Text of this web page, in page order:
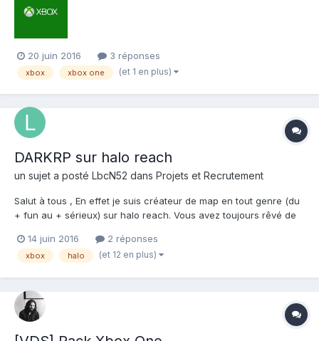
génération mais de plateforme. Cet E3 c...
20 juin 2016 3 réponses
xbox xbox one (et 1 en plus)
DARKRP sur halo reach
un sujet a posté LbcN52 dans Projets et Recrutement
Salut à tous , En effet je suis créateur de map en tout genre (du
+ fun au + sérieux) sur halo reach. Vous avez toujours rêvé de
pas garry's mod? Ne vous inquiétez pas, maintenant vous
pouvez car jai actuellement créé une...
14 juin 2016 2 réponses
xbox halo (et 12 en plus)